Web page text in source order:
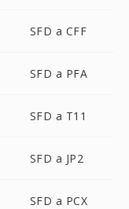
SFD a CFF
SFD a PFA
SFD a T11
SFD a JP2
SFD a PCX